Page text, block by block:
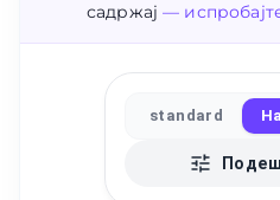
садржај —
standard